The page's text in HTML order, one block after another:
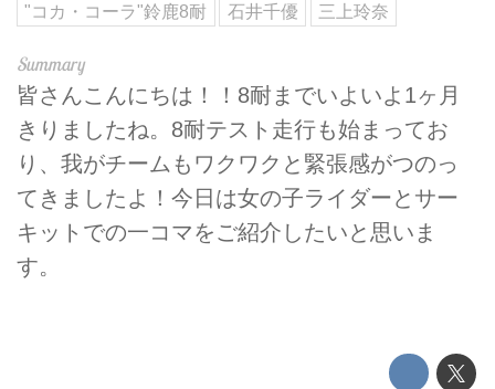
"コカ・コーラ"鈴鹿8耐
石井千優 三上玲奈
皆さんこんにちは！！8耐までいよいよ1ヶ月
きりましたね。8耐テスト走行も始まってお
り、我がチームもワクワクと緊張感がつのっ
てきましたよ！今日は女の子ライダーとサー
キットでの一コマをご紹介したいと思いま
す。